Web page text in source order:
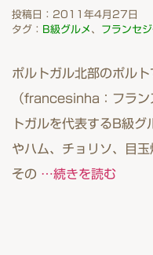
投稿日：2011年4月27日
タグ：
B級グルメ 、 フランセ
ポルトガル北部のポル
（francesinha：フラン
トガルを代表するB級
やハム、チョリソ、目玉
その …続きを読む